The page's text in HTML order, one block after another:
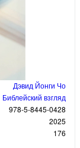
Дэвид Йонги Чо
Библейский взгляд
978-5-8445-0428
2025
176